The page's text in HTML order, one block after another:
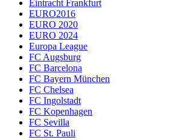
Eintracht Frankfurt
EURO2016
EURO 2020
EURO 2024
Europa League
FC Augsburg
FC Barcelona
FC Bayern München
FC Chelsea
FC Ingolstadt
FC Kopenhagen
FC Sevilla
FC St. Pauli